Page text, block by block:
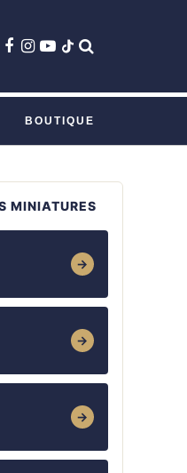
BOUTIQUE
MINIATURES
→
→
→